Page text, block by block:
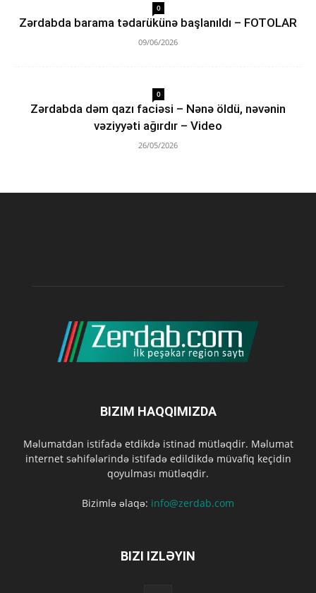
0
Zərdabda barama tədarükünə başlanıldı – FOTOLAR
09/06/2026
0
Zərdabda dəm qazı faciəsi – Nənə öldü, nəvənin
vəziyyəti ağırdır – Video
26/05/2026
BIZIM HAQQIMIZDA
Məlumatdan istifadə etdikdə istinad mütləqdir. Məlumat
internet səhifələrində istifadə edildikdə müvafiq keçidin
qoyulması mütləqdir.
Bizimlə əlaqə: info@zerdab.com
BIZI IZLƏYIN